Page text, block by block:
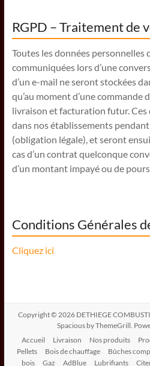
RGPD – Traitement de
Toutes les données personnelles
communiquées lors d’une
d’un e-mail ne seront stockées
qu’au moment d’une commande
livraison et facturation futur. Ces
dans nos établissements
(obligation légale), et seront
cas d’un contrat quelconque
d’un montant impayé ou de
Conditions Générales
Cliquez ici
Copyright © 2026 DETHIEGE
Spacious by ThemeGrill.
Accueil
Livraison Nos produits
Pellets
Bois de chauffage Bûches
bois
Gaz AdBlue Lubrifiants